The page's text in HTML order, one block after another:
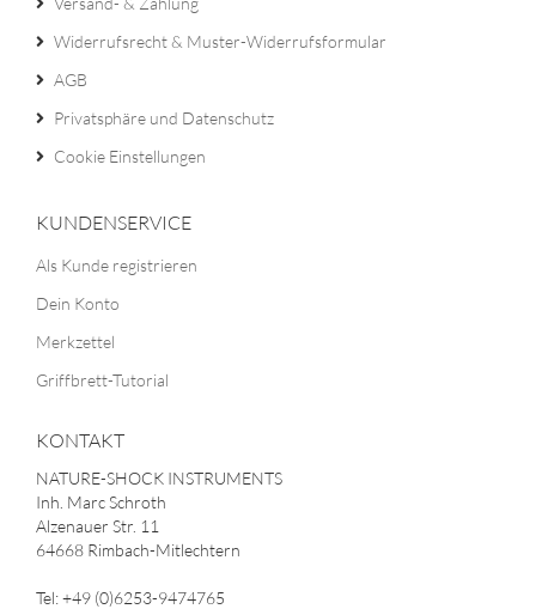
Widerrufsrecht & Muster-Widerrufsformular
AGB
Privatsphäre und Datenschutz
Cookie Einstellungen
KUNDENSERVICE
Als Kunde registrieren
Dein Konto
Merkzettel
Griffbrett-Tutorial
KONTAKT
NATURE-SHOCK INSTRUMENTS
Inh. Marc Schroth
Alzenauer Str. 11
64668 Rimbach-Mitlechtern
Tel: +49 (0)6253-9474765